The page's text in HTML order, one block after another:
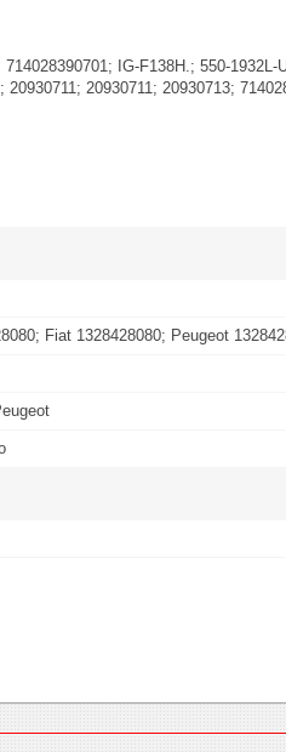
IG-F138H.; 550-1932L-
20930711; 20930713;
Fiat 1328428080; Peugeot